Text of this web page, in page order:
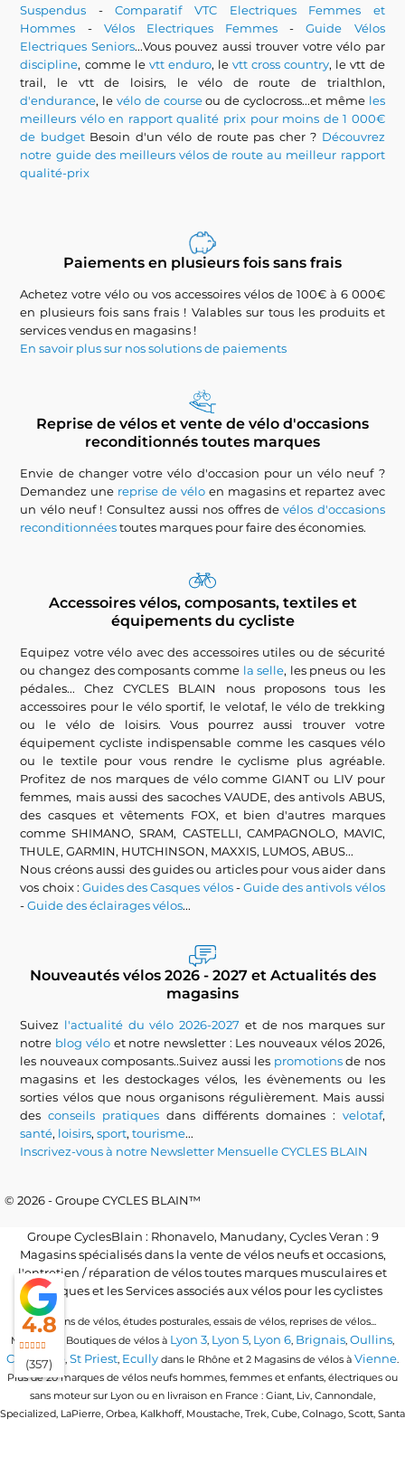
Suspendus -Comparatif VTC Electriques Femmes et
Hommes - Vélos Electriques Femmes -Guide Vélos
Electriques Seniors...Vous pouvez aussi trouver votre vélo par
discipline, comme le vtt enduro, levtt cross country, le vtt de
trail, le vtt de loisirs, le vélo de route de trialthlon,
d'endurance, levélo de courseou de cyclocross...et même les
meilleurs vélo en rapport qualité prix pour moins de 1 000€
de budgetBesoin d'un vélo de route pas cher ? Découvrez
notre guide des meilleurs vélos de route au meilleur rapport
qualité-prix
Paiements en plusieurs fois sans frais
Achetez votre vélo ou vos accessoires vélos de 100€ à 6 000€
en plusieurs fois sans frais ! Valables sur tous les produits et
services vendus en magasins !
En savoir plus sur nos solutions de paiements
Reprise de vélos et vente de vélo d'occasions
reconditionnés toutes marques
Envie de changer votre vélo d'occasion pour un vélo neuf ?
Demandez une reprise de vélo en magasins et repartez avec
un vélo neuf ! Consultez aussi nos offres devélos d'occasions
reconditionnéestoutes marques pour faire des économies.
Accessoires vélos, composants, textiles et
équipements du cycliste
Equipez votre vélo avec des accessoires utiles ou de sécurité
ou changez des composants comme la selle, les pneus ou les
pédales... Chez CYCLES BLAIN nous proposons tous les
accessoires pour le vélo sportif, le velotaf, le vélo de trekking
ou le vélo de loisirs. Vous pourrez aussi trouver votre
équipement cycliste indispensable comme les casques vélo
ou le textile pour vous rendre le cyclisme plus agréable.
Profitez de nos marques de vélo comme GIANT ou LIV pour
femmes, mais aussi des sacoches VAUDE, des antivols ABUS,
des casques et vêtements FOX, et bien d'autres marques
comme SHIMANO, SRAM, CASTELLI, CAMPAGNOLO, MAVIC,
THULE, GARMIN, HUTCHINSON, MAXXIS, LUMOS, ABUS...
Nous créons aussi des guides ou articles pour vous aider dans
vos choix :Guides des Casques vélos-Guide des antivols vélos
-Guide des éclairages vélos...
Nouveautés vélos 2026 - 2027 et Actualités des
magasins
Suivez l'actualité du vélo 2026-2027 et de nos marques sur
notre blog véloet notre newsletter : Les nouveaux vélos 2026,
les nouveaux composants..Suivez aussi les promotionsde nos
magasins et les destockages vélos, les évènements ou les
sorties vélos que nous organisons régulièrement. Mais aussi
desconseils pratiques dans différents domaines : velotaf,
santé, loisirs,sport,tourisme...
Inscrivez-vous à notre Newsletter Mensuelle CYCLES BLAIN
© 2026 - Groupe CYCLES BLAIN™
Groupe CyclesBlain : Rhonavelo, Manudany, Cycles Veran : 9
Magasins spécialisés dans la vente de vélos neufs et occasions,
l'entretien / réparation de vélos toutes marques musculaires et
électriques et les Services associés aux vélos pour les cyclistes
Locations de vélos, études posturales, essais de vélos, reprises de vélos...
Magasins / Boutiques de vélos à Lyon 3, Lyon 5, Lyon 6, Brignais, Oullins,
Craponne, St Priest, Ecully dans le Rhône et 2 Magasins de vélos à Vienne.
Plus de 20 marques de vélos neufs hommes, femmes et enfants, électriques ou
sans moteur sur Lyon ou en livraison en France : Giant, Liv, Cannondale,
Specialized, LaPierre, Orbea, Kalkhoff, Moustache, Trek, Cube, Colnago, Scott, Santa
4.8
(357)